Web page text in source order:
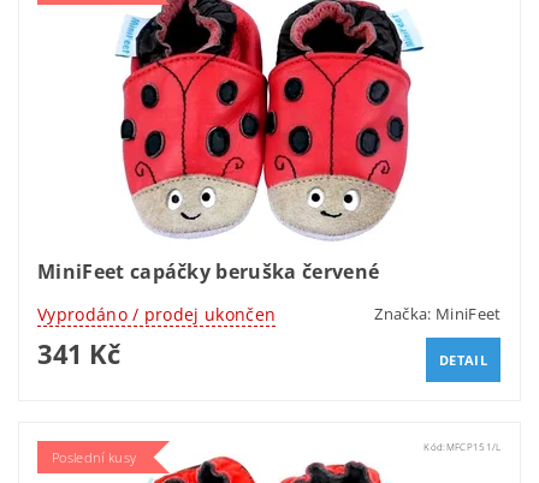
MiniFeet capáčky beruška červené
Vyprodáno / prodej ukončen Značka: MiniFeet
341 Kč DETAIL
Poslední kusy
Kód: MFCP151/L